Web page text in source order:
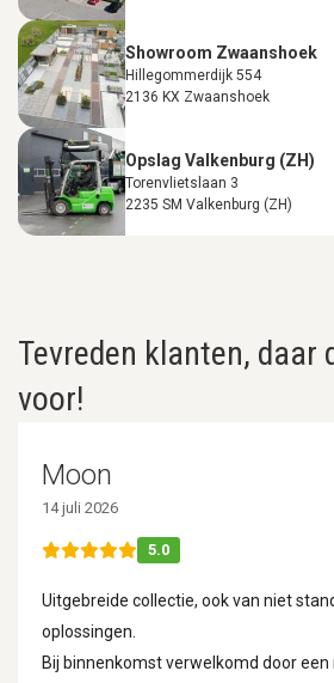
Showroom Zwaanshoek
Hillegommerdijk 554
2136 KX Zwaanshoek
Opslag Valkenburg (ZH)
Torenvlietslaan 3
2235 SM Valkenburg (ZH)
Tevreden klanten, daar
voor!
Moon
14 juli 2026
5.0
Uitgebreide collectie, ook van niet
oplossingen.
Bij binnenkomst verwelkomd door